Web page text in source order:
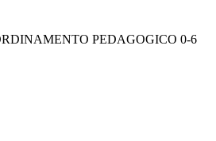
PEDAGOGICO 0-6